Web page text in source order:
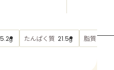
5.2g たんぱく質 21.5g 脂質 35.2